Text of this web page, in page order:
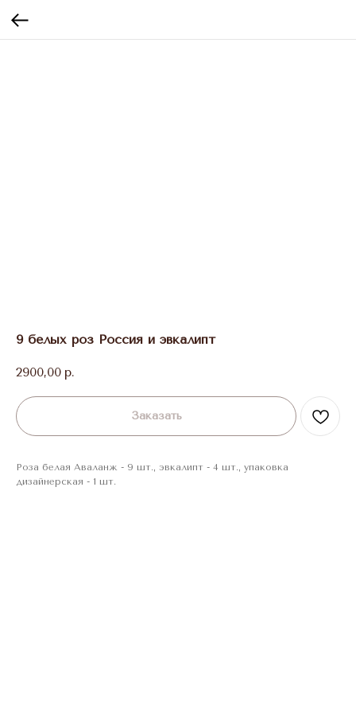
9 белых роз Россия и эвкалипт
2900,00 р.
Заказать
Роза белая Аваланж - 9 шт., эвкалипт - 4 шт., упаковка
дизайнерская - 1 шт.